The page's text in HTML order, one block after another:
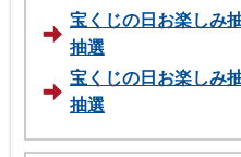
宝くじの日お楽しみ
抽選
宝くじの日お楽しみ
抽選